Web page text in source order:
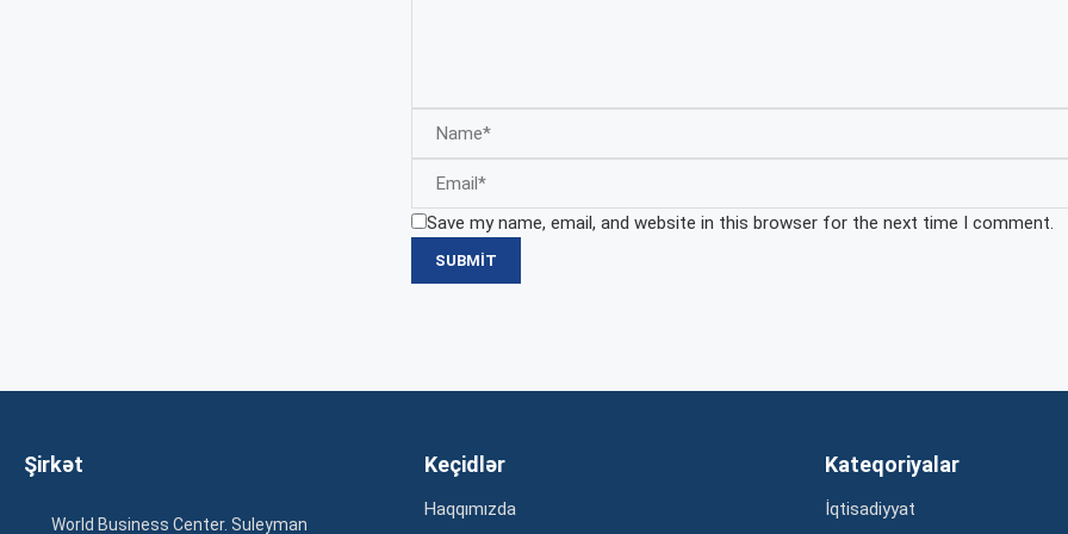
Save my name, email, and website in this browser for the next time I comment.
Şirkət
World Business Center. Suleyman
Keçidlər
Haqqımızda
Kateqoriyalar
İqtisadiyyat